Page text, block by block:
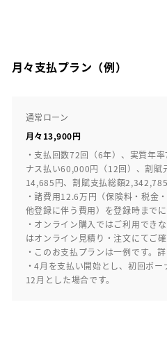
月々支払プラン（例）
通常ローン
月々13,900円
・支払回数72回（6年）、実質年
ナス払い60,000円（12回）、割
14,685円、割賦支払総額
・諸費用12.6万円（保険料・税金
他登録に伴う費用）を登録時まで
・オンライン購入ではご利用でき
はオンライン見積り・注文にてご確
・このお支払プランは一例です。
・4月を支払い開始とし、初回ボ
12月とした場合です。